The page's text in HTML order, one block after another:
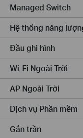
Managed Switch
Hệ thống năng
Đầu ghi hình
Wi-Fi Ngoài Trời
AP Ngoài Trời
Dịch vụ Phần mềm
Gắn trần